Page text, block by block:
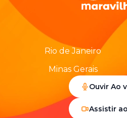
Rio de Janeiro
Minas Gerais
Ouvir Ao
Assistir